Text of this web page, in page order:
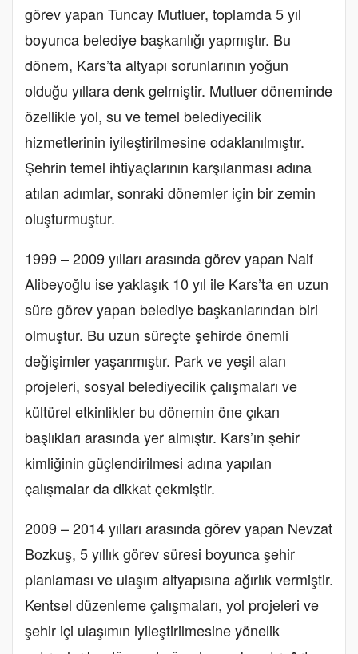
görev yapan Tuncay Mutluer, toplamda 5 yıl
boyunca belediye başkanlığı yapmıştır. Bu
dönem, Kars’ta altyapı sorunlarının yoğun
olduğu yıllara denk gelmiştir. Mutluer döneminde
özellikle yol, su ve temel belediyecilik
hizmetlerinin iyileştirilmesine odaklanılmıştır.
Şehrin temel ihtiyaçlarının karşılanması adına
atılan adımlar, sonraki dönemler için bir zemin
oluşturmuştur.
1999 – 2009 yılları arasında görev yapan Naif
Alibeyoğlu ise yaklaşık 10 yıl ile Kars’ta en uzun
süre görev yapan belediye başkanlarından biri
olmuştur. Bu uzun süreçte şehirde önemli
değişimler yaşanmıştır. Park ve yeşil alan
projeleri, sosyal belediyecilik çalışmaları ve
kültürel etkinlikler bu dönemin öne çıkan
başlıkları arasında yer almıştır. Kars’ın şehir
kimliğinin güçlendirilmesi adına yapılan
çalışmalar da dikkat çekmiştir.
2009 – 2014 yılları arasında görev yapan Nevzat
Bozkuş, 5 yıllık görev süresi boyunca şehir
planlaması ve ulaşım altyapısına ağırlık vermiştir.
Kentsel düzenleme çalışmaları, yol projeleri ve
şehir içi ulaşımın iyileştirilmesine yönelik